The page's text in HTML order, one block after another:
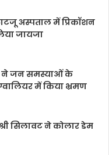
अस्पताल में प्रिकॉशन
जायजा
ने जन समस्याओं के
में किया भ्रमण
सिलावट ने कोलार डेम